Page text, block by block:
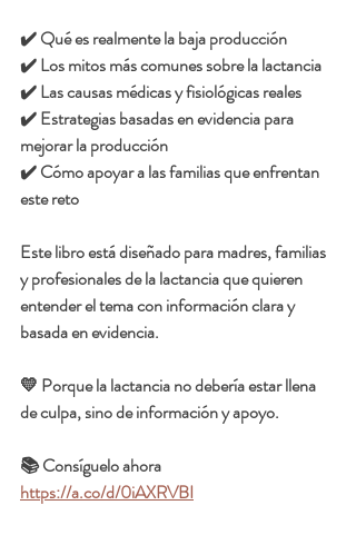
✔️ Qué es realmente la baja producción
✔️ Los mitos más comunes sobre la lactancia
✔️ Las causas médicas y fisiológicas reales
✔️ Estrategias basadas en evidencia para
mejorar la producción
✔️ Cómo apoyar a las familias que enfrentan
este reto
Este libro está diseñado para madres, familias
y profesionales de la lactancia que quieren
entender el tema con información clara y
basada en evidencia.
💛 Porque la lactancia no debería estar llena
de culpa, sino de información y apoyo.
📚 Consíguelo ahora
https://a.co/d/0iAXRVBI